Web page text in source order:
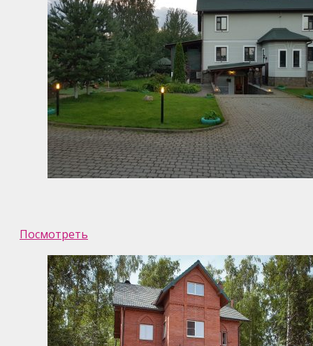
Посмотреть